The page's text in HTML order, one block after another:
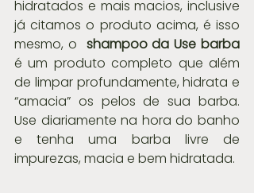
hidratados e mais macios, inclusive
já citamos o produto acima, é isso
mesmo, o shampoo da Use barba
é um produto completo que além
de limpar profundamente, hidrata e
“amacia” os pelos de sua barba.
Use diariamente na hora do banho
e tenha uma barba livre de
impurezas, macia e bem hidratada.